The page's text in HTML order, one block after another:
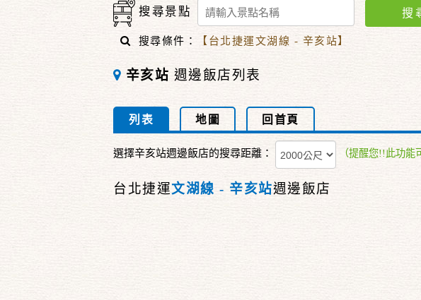
搜尋景點 搜
搜尋條件： 【台北捷運文湖線 - 辛亥站】
辛亥站 週邊飯店列表
列表 地圖 回首頁
選擇辛亥站週邊飯店的搜尋距離： （提醒您!!此功能
台北捷運文湖線 - 辛亥站週邊飯店